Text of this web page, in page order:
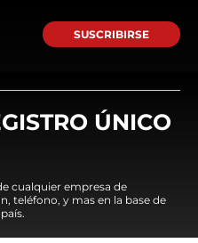
SUSCRIBIRSE
ÚNICO
cualquier empresa de
teléfono, y mas en la base de